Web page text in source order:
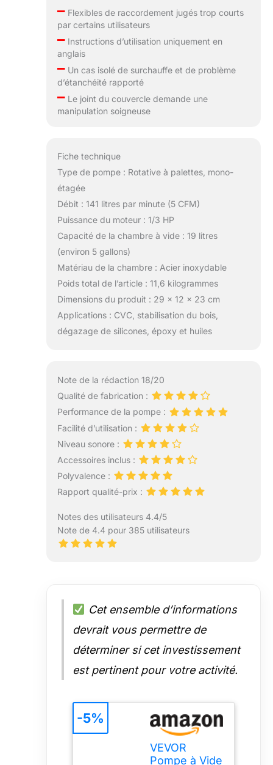
–Flexibles de raccordement jugés trop courts
par certains utilisateurs
–Instructions d’utilisation uniquement en
anglais
–Un cas isolé de surchauffe et de problème
d’étanchéité rapporté
–Le joint du couvercle demande une
manipulation soigneuse
Fiche technique
Type de pompe : Rotative à palettes, mono-
étagée
Débit : 141 litres par minute (5 CFM)
Puissance du moteur : 1/3 HP
Capacité de la chambre à vide : 19 litres
(environ 5 gallons)
Matériau de la chambre : Acier inoxydable
Poids total de l’article : 11,6 kilogrammes
Dimensions du produit : 29 x 12 x 23 cm
Applications : CVC, stabilisation du bois,
dégazage de silicones, époxy et huiles
Note de la rédaction 18/20
Qualité de fabrication :
Performance de la pompe :
Facilité d’utilisation :
Niveau sonore :
Accessoires inclus :
Polyvalence :
Rapport qualité-prix :
Notes des utilisateurs 4.4/5
Note de 4.4 pour 385 utilisateurs
Cet ensemble d’informations
devrait vous permettre de
déterminer si cet investissement
est pertinent pour votre activité.
VEVOR
Pompe à Vide
-5%